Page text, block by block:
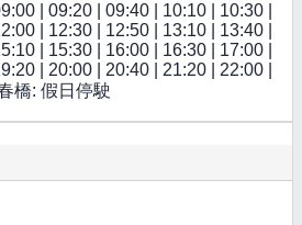
| 09:20 | 09:40 | 10:10 | 10:30 |
| 12:30 | 12:50 | 13:10 | 13:40 |
| 15:30 | 16:00 | 16:30 | 17:00 |
| 20:00 | 20:40 | 21:20 | 22:00 |
橋: 假日停駛